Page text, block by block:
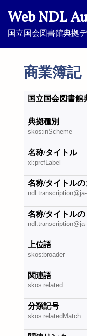
Web NDL
国立国会図書館典拠
商業簿記
国立国会図書館
典拠種別
skos:inScheme
名称/タイトル
xl:prefLabel
名称/タイトル
名称/タイトル
上位語
skos:broader
関連語
skos:related
分類記号
skos:relatedMatch